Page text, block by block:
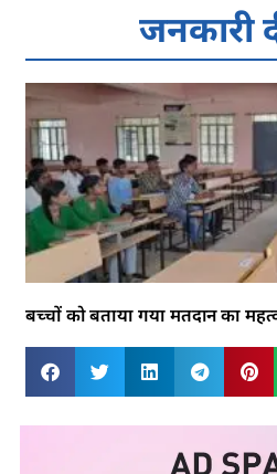
जनकारी
बच्चों को बताया गया मतदान का